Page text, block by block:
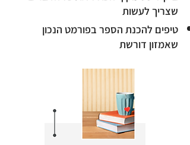
שצריך לעשות
טיפים להכנת הספר בפורמט הנכון
שאמזון דורשת